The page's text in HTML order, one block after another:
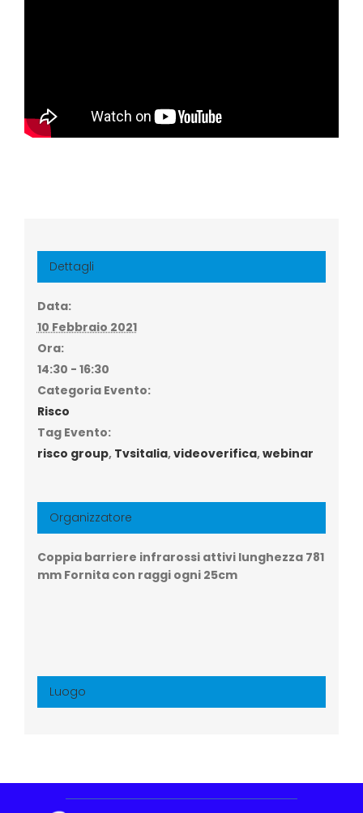
Dettagli
Data:
10 Febbraio 2021
Ora:
14:30 - 16:30
Categoria Evento:
Risco
Tag Evento:
risco group, Tvsitalia,videoverifica,webinar
Organizzatore
Coppia barriere infrarossi attivi lunghezza 781
mm Fornita con raggi ogni 25cm
Luogo